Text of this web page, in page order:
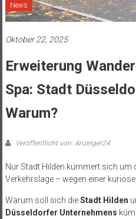
News
Oktober 22, 2025
Erweiterung
Spa: Stadt
Warum?
Veröffentlicht von: Anzeiger24
Nur Stadt Hilden kümmert sich um
Verkehrslage – wegen einer
Warum soll sich dieStadt Hilden
Düsseldorfer Unternehmens